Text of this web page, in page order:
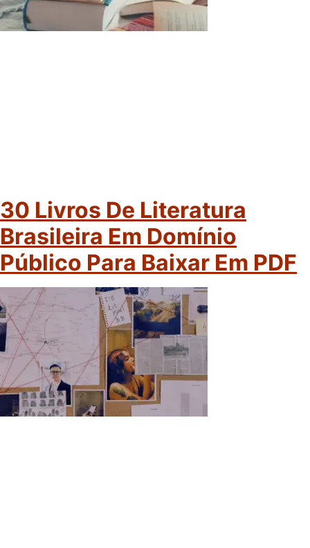
30 Livros De Literatura
Brasileira Em Domínio
Público Para Baixar Em PDF